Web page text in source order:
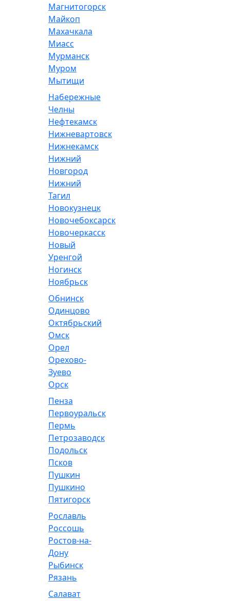
Магнитогорск
Майкоп
Махачкала
Миасс
Мурманск
Муром
Мытищи
Набережные
Челны
Нефтекамск
Нижневартовск
Нижнекамск
Нижний
Новгород
Нижний
Тагил
Новокузнецк
Новочебоксарск
Новочеркасск
Новый
Уренгой
Ногинск
Ноябрьск
Обнинск
Одинцово
Октябрьский
Омск
Орел
Орехово-
Зуево
Орск
Пенза
Первоуральск
Пермь
Петрозаводск
Подольск
Псков
Пушкин
Пушкино
Пятигорск
Рославль
Россошь
Ростов-на-
Дону
Рыбинск
Рязань
Салават